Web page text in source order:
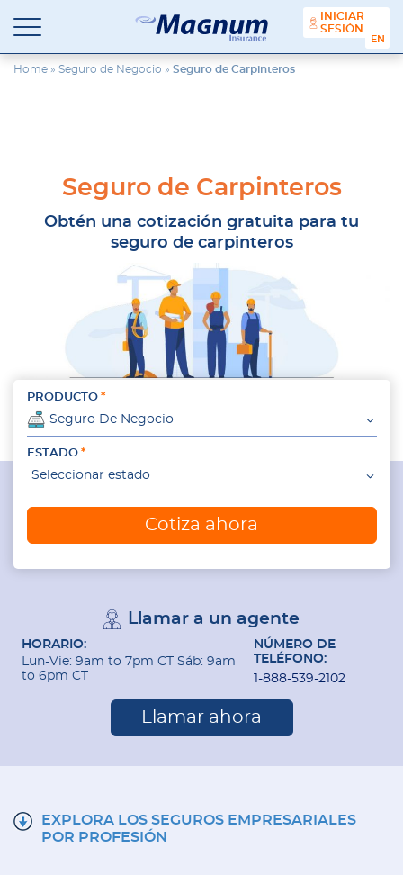
contenido
Seguros
Magnum
Agencia
de
INICIAR
SESIÓN
Home » Seguro de Negocio » Seguro de Carpinteros
Seguro de Carpinteros
Obtén una cotización gratuita para tu
seguro de carpinteros
PRODUCTO
Seguro De Negocio
ESTADO
Seleccionar estado
Cotiza ahora
Llamar a un agente
HORARIO:
Lun-Vie: 9am to 7pm CT Sáb: 9am
to 6pm CT
NÚMERO DE
TELÉFONO:
1-888-539-2102
Llamar ahora
EXPLORA LOS SEGUROS EMPRESARIALES
POR PROFESIÓN